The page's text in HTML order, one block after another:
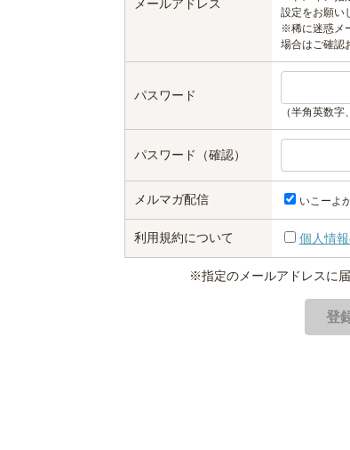
メールアドレス
設定をお願い
※稀に迷惑メ
場合はご確認
パスワード
（半角英数字
パスワード（確認）
メルマガ配信 いこーよ
利用規約について 個人情
※指定のメールアドレスに